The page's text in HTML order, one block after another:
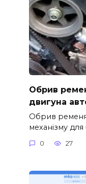
Обрив
двигуна
Обрив ременя
механізму для
0 27